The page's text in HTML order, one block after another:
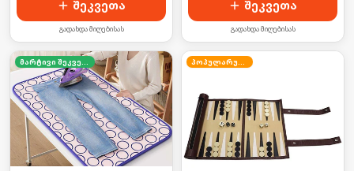
შეკვეთა
გადახდა მიღებისას
შეკვეთა
გადახდა მიღებისას